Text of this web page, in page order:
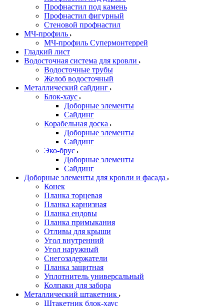
Профнастил под камень
Профнастил фигурный
Стеновой профнастил
МЧ-профиль
МЧ-профиль Супермонтеррей
Гладкий лист
Водосточная система для кровли
Водосточные трубы
Желоб водосточный
Металлический сайдинг
Блок-хаус
Доборные элементы
Сайдинг
Корабельная доска
Доборные элементы
Сайдинг
Эко-брус
Доборные элементы
Сайдинг
Доборные элементы для кровли и фасада
Конек
Планка торцевая
Планка карнизная
Планка ендовы
Планка примыкания
Отливы для крыши
Угол внутренний
Угол наружный
Снегозадержатели
Планка защитная
Уплотнитель универсальный
Колпаки для забора
Металлический штакетник
Штакетник блок-хаус